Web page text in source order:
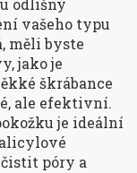
odlišný
vašeho typu
měli byste
jako je
škrábance
ale efektivní.
je ideální
póry a